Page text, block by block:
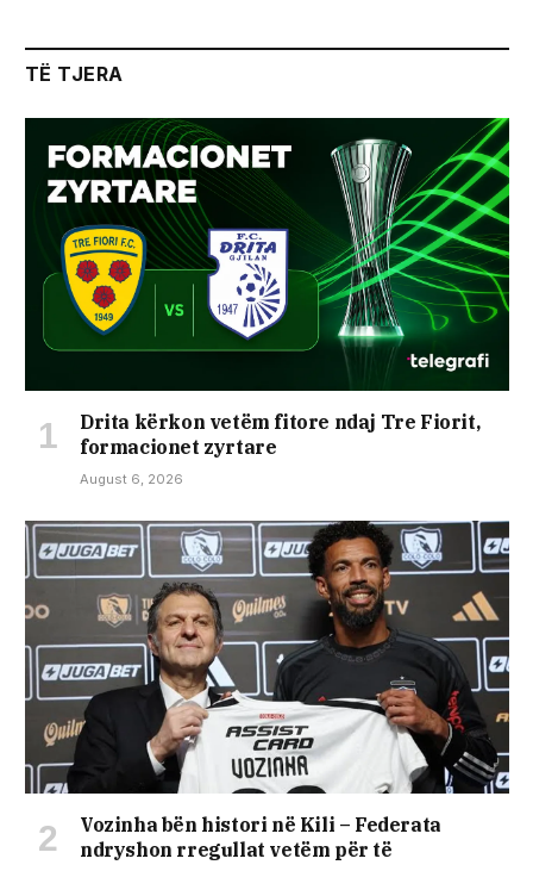
TË TJERA
Drita kërkon vetëm fitore ndaj Tre Fiorit,
formacionet zyrtare
August 6, 2026
Vozinha bën histori në Kili – Federata
ndryshon rregullat vetëm për të